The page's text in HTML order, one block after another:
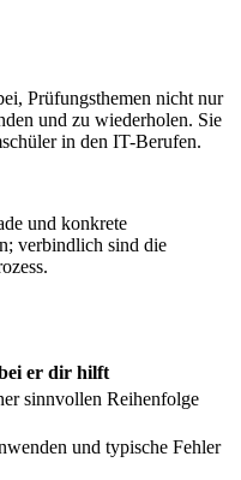
Prüfungsthemen nicht nur
und zu wiederholen. Sie
in den IT-Berufen.
und konkrete
verbindlich sind die
er dir hilft
sinnvollen Reihenfolge
und typische Fehler